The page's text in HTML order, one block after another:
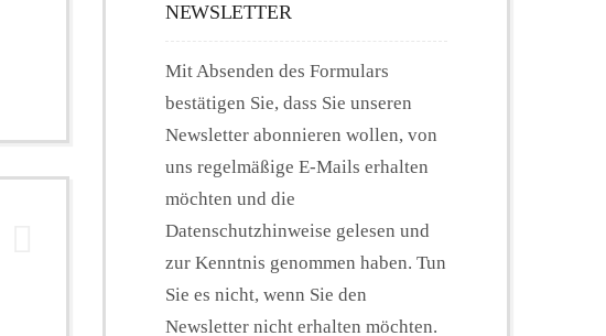
NEWSLETTER
Mit Absenden des Formulars
bestätigen Sie, dass Sie unseren
Newsletter abonnieren wollen, von
uns regelmäßige E-Mails erhalten
möchten und die
Datenschutzhinweise gelesen und
zur Kenntnis genommen haben. Tun
Sie es nicht, wenn Sie den
Newsletter nicht erhalten möchten.